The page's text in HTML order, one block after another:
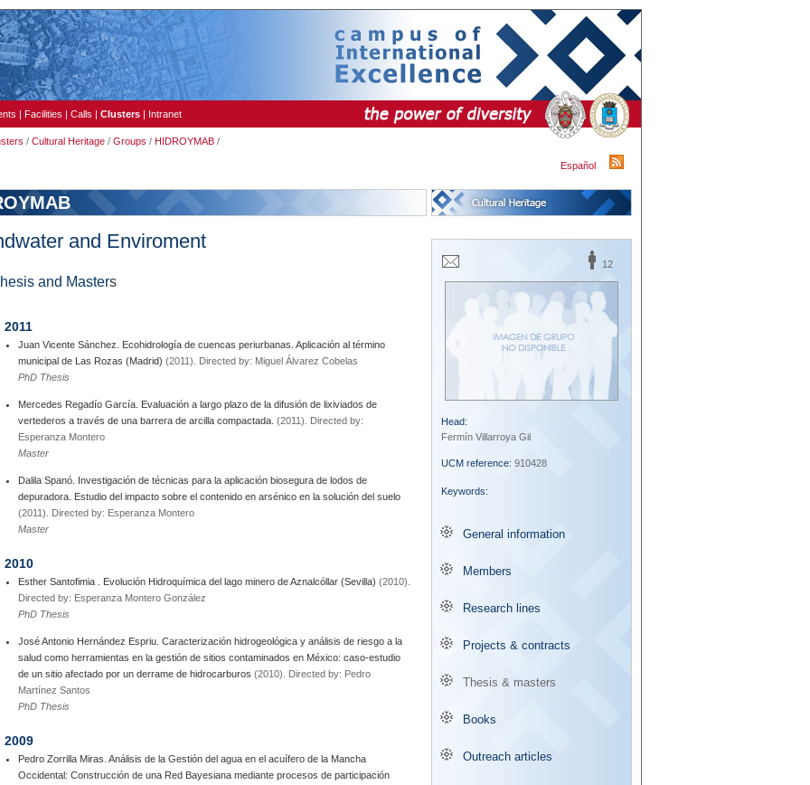
| Facilities | Calls | Clusters | Intranet
/ Cultural Heritage / Groups / HIDROYMAB /
Español
and Enviroment
and Masters
2011
Juan Vicente Sánchez. Ecohidrología de cuencas periurbanas. Aplicación al término
municipal de Las Rozas (Madrid) (2011). Directed by: Miguel Álvarez Cobelas
PhD Thesis
Mercedes Regadío García. Evaluación a largo plazo de la difusión de lixiviados de
vertederos a través de una barrera de arcilla compactada. (2011). Directed by:
Esperanza Montero
Master
Dalila Spanó. Investigación de técnicas para la aplicación biosegura de lodos de
depuradora. Estudio del impacto sobre el contenido en arsénico en la solución del suelo
(2011). Directed by: Esperanza Montero
Master
2010
Esther Santofimia . Evolución Hidroquímica del lago minero de Aznalcóllar (Sevilla) (2010).
Directed by: Esperanza Montero González
PhD Thesis
José Antonio Hernández Espriu. Caracterización hidrogeológica y análisis de riesgo a la
salud como herramientas en la gestión de sitios contaminados en México: caso-estudio
de un sitio afectado por un derrame de hidrocarburos (2010). Directed by: Pedro
Martínez Santos
PhD Thesis
2009
Pedro Zorrilla Miras. Análisis de la Gestión del agua en el acuífero de la Mancha
Occidental: Construcción de una Red Bayesiana mediante procesos de participación
12
Head:
Fermín Villarroya Gil
UCM reference: 910428
Keywords:
General information
Members
Research lines
Projects & contracts
Thesis & masters
Books
Outreach articles